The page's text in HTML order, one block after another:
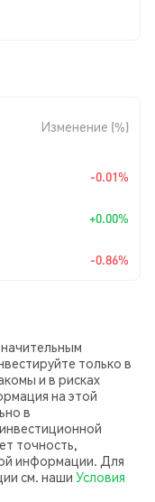
Изменение (%)
-0.01%
+0.00%
-0.86%
только в
и в рисках
на этой
в
точность,
информации. Для
см. наши Условия